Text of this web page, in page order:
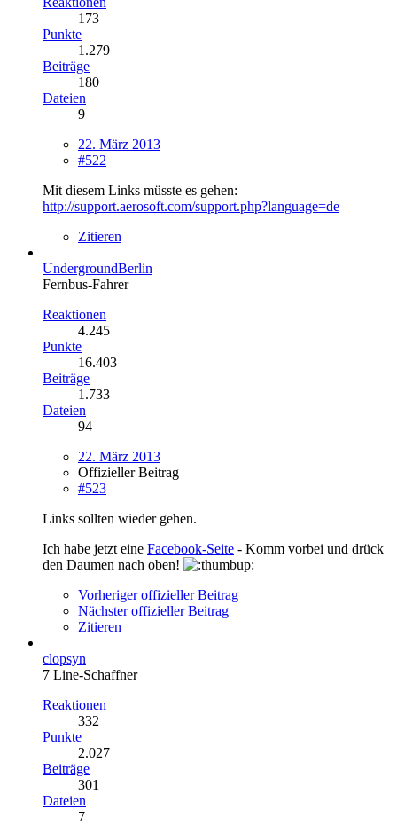
173
Punkte
1.279
Beiträge
180
Dateien
9
22. März 2013
#522
Mit diesem Links müsste es gehen:
http://support.aerosoft.com/support.php?language=de
Zitieren
UndergroundBerlin
Fernbus-Fahrer
Reaktionen
4.245
Punkte
16.403
Beiträge
1.733
Dateien
94
22. März 2013
Offizieller Beitrag
#523
Links sollten wieder gehen.
Ich habe jetzt eine Facebook-Seite - Komm vorbei und drück
den Daumen nach oben!
Vorheriger offizieller Beitrag
Nächster offizieller Beitrag
Zitieren
clopsyn
7 Line-Schaffner
Reaktionen
332
Punkte
2.027
Beiträge
301
Dateien
7